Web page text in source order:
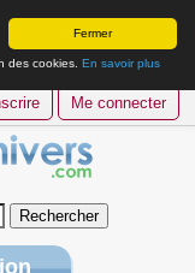
Fermer
des cookies. En savoir plus
Me connecter